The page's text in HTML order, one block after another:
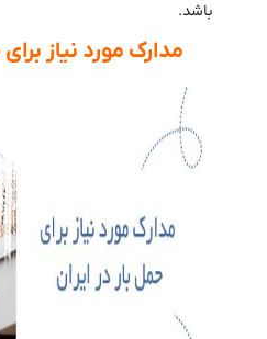
باشد.
مدارک مورد نیاز